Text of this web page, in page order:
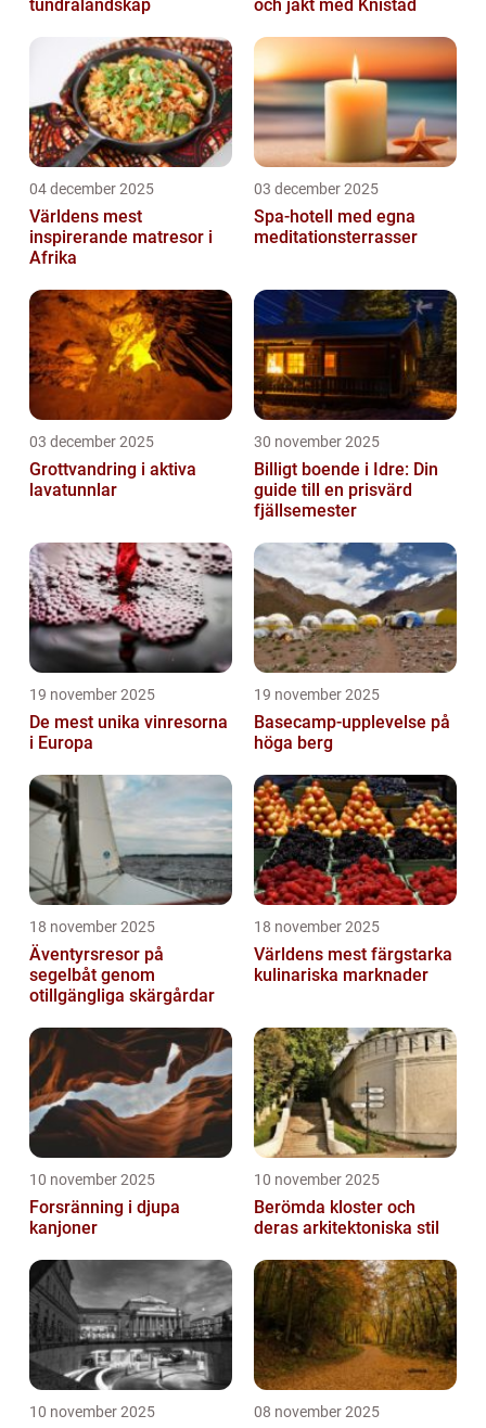
tundralandskap
och jakt med Knistad
04 december 2025
Världens mest
inspirerande matresor i
Afrika
03 december 2025
Spa-hotell med egna
meditationsterrasser
03 december 2025
Grottvandring i aktiva
lavatunnlar
30 november 2025
Billigt boende i Idre: Din
guide till en prisvärd
fjällsemester
19 november 2025
De mest unika vinresorna
i Europa
19 november 2025
Basecamp-upplevelse på
höga berg
18 november 2025
Äventyrsresor på
segelbåt genom
otillgängliga skärgårdar
18 november 2025
Världens mest färgstarka
kulinariska marknader
10 november 2025
Forsränning i djupa
kanjoner
10 november 2025
Berömda kloster och
deras arkitektoniska stil
10 november 2025 08 november 2025